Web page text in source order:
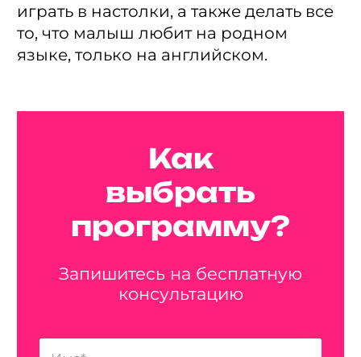
играть в настолки, а также делать все
то, что малыш любит на родном
языке, только на английском.
Как
выбрать
программу?
Запишитесь на бесплатную
консультацию